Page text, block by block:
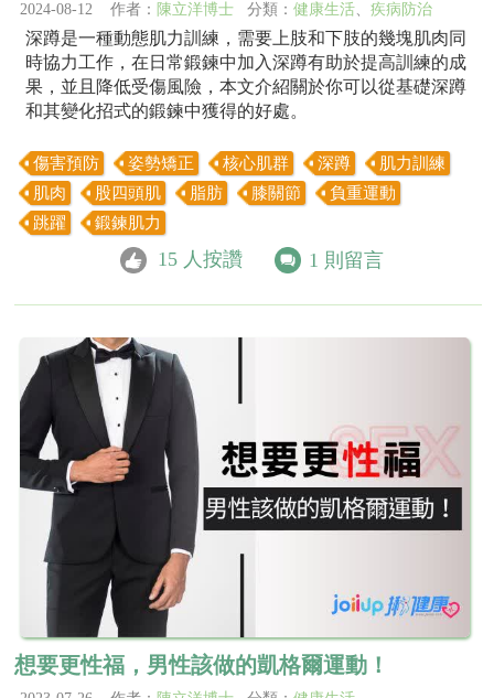
2024-08-12 作者： 陳立洋博士 分類： 健康生活、 疾病防治
深蹲是一種動態肌力訓練，需要上肢和下肢的幾塊肌肉同
時協力工作，在日常鍛鍊中加入深蹲有助於提高訓練的成
果，並且降低受傷風險，本文介紹關於你可以從基礎深蹲
和其變化招式的鍛鍊中獲得的好處。
傷害預防 姿勢矯正 核心肌群 深蹲
肌力訓練
肌肉
股四頭肌 脂肪 膝關節
負重運動
跳躍
鍛鍊肌力
15 人按讚 1 則留言
想要更性福，男性該做的凱格爾運動！